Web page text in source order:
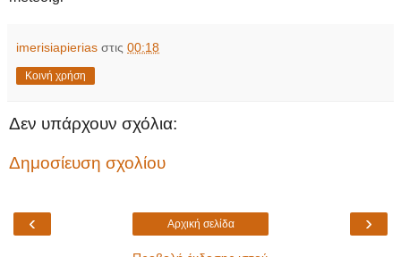
imerisiapierias στις 00:18
Κοινή χρήση
Δεν υπάρχουν σχόλια:
Δημοσίευση σχολίου
‹ ›
Αρχική σελίδα